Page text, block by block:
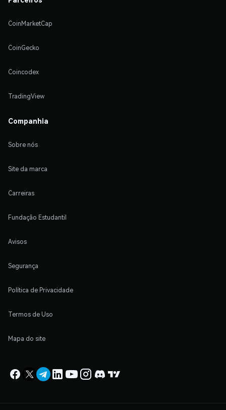
CoinMarketCap
CoinGecko
Coincodex
TradingView
Companhia
Sobre nós
Site da marca
Carreiras
Fundação Estudantil
Avisos
Segurança
Política de Privacidade
Termos de Uso
Mapa do site